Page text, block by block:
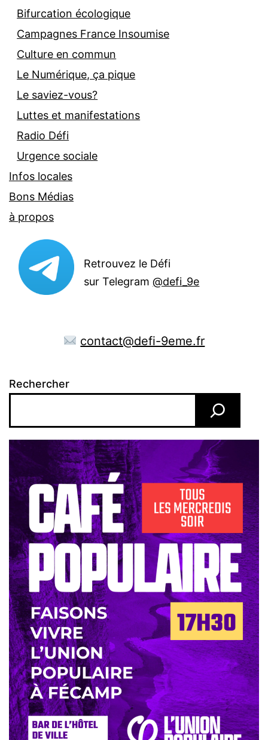
Bifurcation écologique
Campagnes France Insoumise
Culture en commun
Le Numérique, ça pique
Le saviez-vous?
Luttes et manifestations
Radio Défi
Urgence sociale
Infos locales
Bons Médias
à propos
Retrouvez le Défi
sur Telegram@defi_9e
contact@defi-9eme.fr
Rechercher